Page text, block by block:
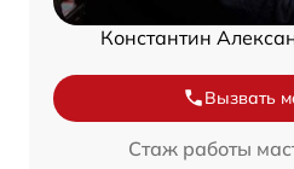
Константин
Вызвать
Стаж работы